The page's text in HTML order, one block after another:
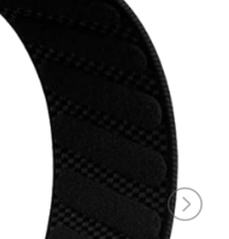
لوازم جانبی
صدا و تصویر